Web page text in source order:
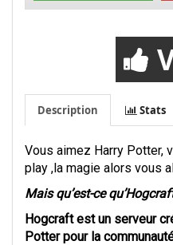
Description Stats
Vous aimez Harry Potter,
play ,la magie alors vous
Mais qu’est-ce
Hogcraft est un serveur
Potter pour la